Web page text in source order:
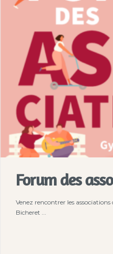
Forum des
Venez rencontrer les
Bicheret ...